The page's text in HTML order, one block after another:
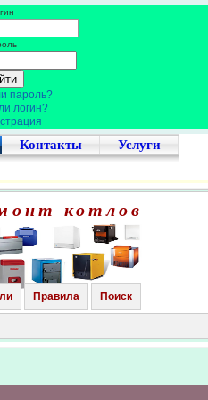
пароль?
логин?
Контакты Услуги
котлов
Правила Поиск